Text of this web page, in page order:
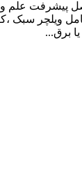
پیشرفت علم
ویلچر سبک
برق...